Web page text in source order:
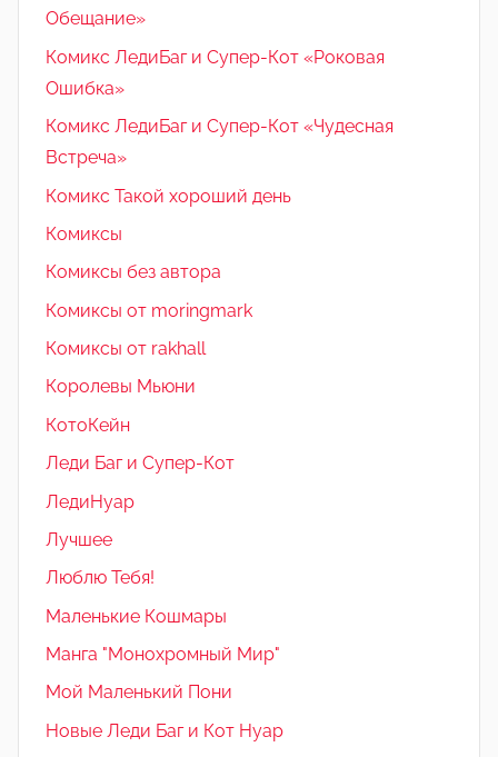
Обещание»
Комикс ЛедиБаг и Супер-Кот «Роковая
Ошибка»
Комикс ЛедиБаг и Супер-Кот «Чудесная
Встреча»
Комикс Такой хороший день
Комиксы
Комиксы без автора
Комиксы от moringmark
Комиксы от rakhall
Королевы Мьюни
КотоКейн
Леди Баг и Супер-Кот
ЛедиНуар
Лучшее
Люблю Тебя!
Маленькие Кошмары
Манга "Монохромный Мир"
Мой Маленький Пони
Новые Леди Баг и Кот Нуар